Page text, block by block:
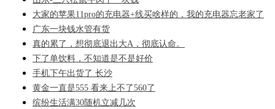
大家的苹果11pro的充电器+线买啥样的，我的充电器忘老家了
广东一块钱水管有货
真的累了，想彻底退出大A，彻底认命。
下了单饮料，不知道是不是好价
手机下午出货了 长沙
黄金一直是555 看来上不了560了
缤纷生活满30随机立减几次